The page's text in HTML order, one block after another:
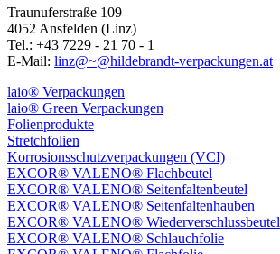
Traunuferstraße 109
4052 Ansfelden (Linz)
Tel.: +43 7229 - 21 70 - 1
E-Mail: linz@~@hildebrandt-verpackungen.at
laio® Verpackungen
laio® Green Verpackungen
Folienprodukte
Stretchfolien
Korrosionsschutzverpackungen (VCI)
EXCOR® VALENO® Flachbeutel
EXCOR® VALENO® Seitenfaltenbeutel
EXCOR® VALENO® Seitenfaltenhauben
EXCOR® VALENO® Wiederverschlussbeutel
EXCOR® VALENO® Schlauchfolie